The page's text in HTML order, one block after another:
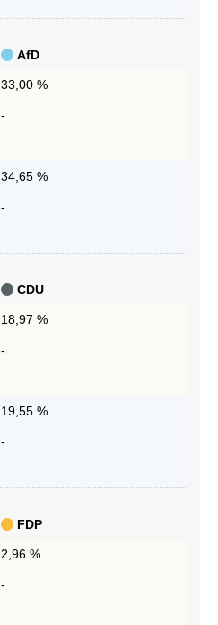
AfD
33,00 %
-
34,65 %
-
CDU
18,97 %
-
19,55 %
-
FDP
2,96 %
-